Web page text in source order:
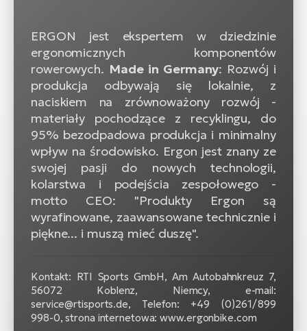
ERGON jest ekspertem w dziedzinie
ergonomicznych komponentów
rowerowych. Made in Germany: Rozwój i
produkcja odbywają się lokalnie, z
naciskiem na zrównoważony rozwój -
materiały pochodzące z recyklingu, do
95% bezodpadowa produkcja i minimalny
wpływ na środowisko. Ergon jest znany ze
swojej pasji do nowych technologii,
kolarstwa i podejścia zespołowego -
motto CEO: "Produkty Ergon są
wyrafinowane, zaawansowane technicznie i
piękne... i muszą mieć duszę".
Kontakt: RTI Sports GmbH, Am Autobahnkreuz 7,
56072 Koblenz, Niemcy, e-mail:
service@rtisports.de, Telefon: +49 (0)261 / 899
998‍-‍0, strona internetowa: www.ergonbike.com